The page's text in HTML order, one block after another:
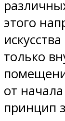
этого
только
от
принцип